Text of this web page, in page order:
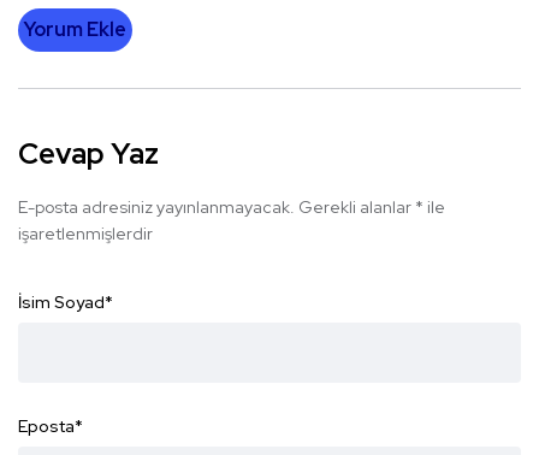
Yorum Ekle
Cevap Yaz
E-posta adresiniz yayınlanmayacak. Gerekli alanlar * ile
işaretlenmişlerdir
İsim Soyad*
Eposta*